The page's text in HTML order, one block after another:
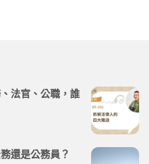
法官、公職，誰
還是公務員？